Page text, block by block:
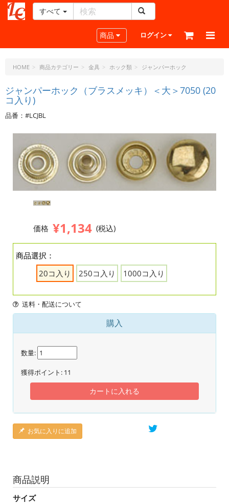
ー
ラ
ト・
ド
ッ
ト・
ジ
すべて
Toggle navigation
商品 ログイン
HOME 商品カテゴリー 金具 ホック類 ジャンパーホック
ジャンパーホック（ブラスメッキ）＜大＞7050 (20
コ入り)
品番：#LCJBL
価格 ¥1,134 (税込)
商品選択：
20コ入り
250コ入り 1000コ入り
送料・配送について
購入
数量:
獲得ポイント: 11
カートに入れる
お気に入りに追加
商品説明
サイズ